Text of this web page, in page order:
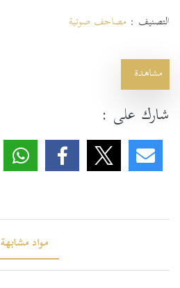
التصنيف : مصاحف صوتية
مشاهدة
شارك على :
مواد مشابهة